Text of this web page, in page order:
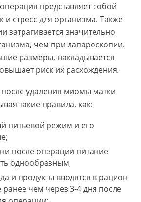
представляет собой
и стресс для организма. Также
затрагивается значительно
чем при лапароскопии.
размеры, накладывается
риск их расхождения.
удаления миомы матки
такие правила, как:
питьевой режим и его
после операции питание
однообразным;
и продукты вводятся в рацион
ранее чем через 3-4 дня после